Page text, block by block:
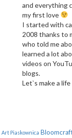
and everything
my first love
I started with
2008 thanks to
who told me
learned a lot
videos on
blogs.
Let`s make a
Art Piaskownica